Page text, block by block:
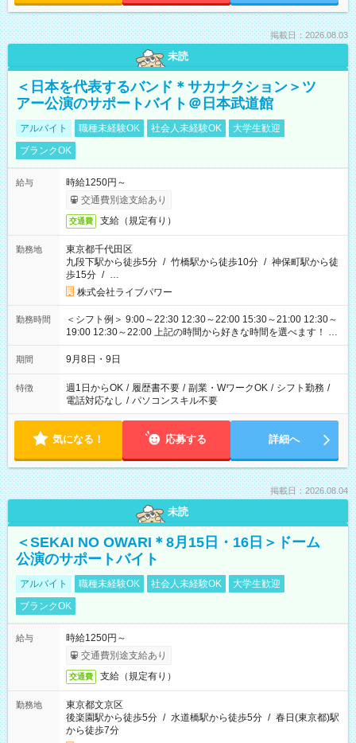
掲載日：2026.08.03
未読
＜日本を代表するバンド＊サカナクション＞ツ
アー公演のサポートバイト＠日本武道館
アルバイト 職種未経験OK 社会人未経験OK
大学生歓迎
ブランクOK
給与
時給1250円～
交通費別途支給あり
交通費 支給（規定有り）
勤務地
東京都千代田区
九段下駅から徒歩5分 / 竹橋駅から徒歩10分 / 神保町駅から徒
歩15分 / …
株式会社ライブパワー
勤務時間
＜シフト例＞ 9:00～22:30 12:30～22:00 15:30～21:00 12:30～
19:00 12:30～22:00 上記の時間から好きな時間を選べます！ ※
時間は変更となる可能性があります
期間 9月8日・9日
特徴 週1日からOK / 履歴書不要 / 副業・WワークOK / シフト勤務 /
電話対応なし / パソコンスキル不要
気になる！ 応募する 詳細へ
掲載日：2026.08.04
未読
＜SEKAI NO OWARI＊8月15日・16日＞ドーム
公演のサポートバイト
アルバイト 職種未経験OK 社会人未経験OK
大学生歓迎
ブランクOK
給与
時給1250円～
交通費別途支給あり
交通費 支給（規定有り）
勤務地
東京都文京区
後楽園駅から徒歩5分 / 水道橋駅から徒歩5分 / 春日(東京都)駅
から徒歩7分